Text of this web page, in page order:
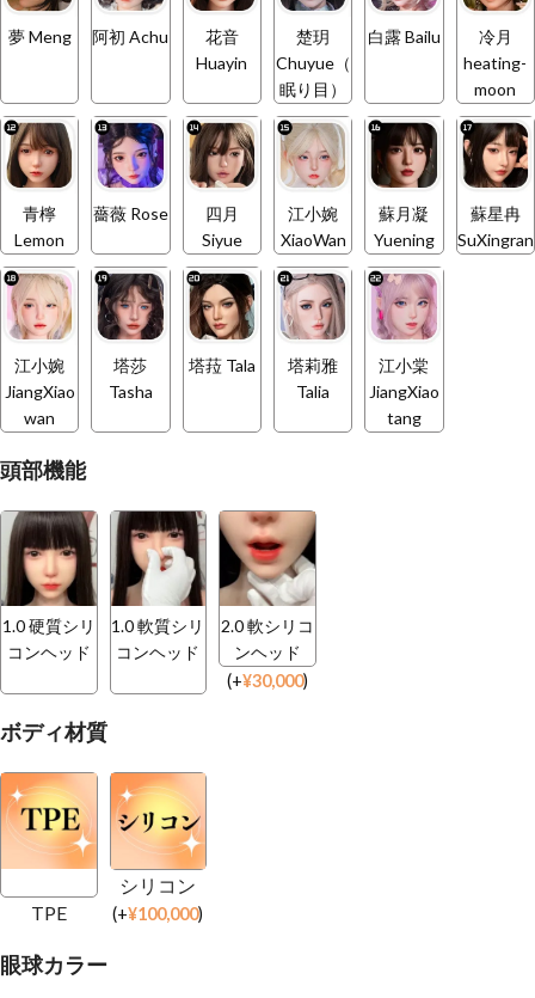
夢 Meng 阿初 Achu
花音
Huayin
楚玥
Chuyue（
眠り目）
白露 Bailu
冷月
heating-
moon
青檸
Lemon
薔薇 Rose
四月
Siyue
江小婉
XiaoWan
蘇月凝
Yuening
蘇星冉
SuXingran
江小婉
JiangXiao
wan
塔莎
Tasha
塔菈 Tala
塔莉雅
Talia
江小棠
JiangXiao
tang
頭部機能
1.0 硬質シリ
コンヘッド
1.0 軟質シリ
コンヘッド
2.0 軟シリコ
ンヘッド
(+¥30,000)
ボディ材質
TPE
シリコン
(+¥100,000)
眼球カラー